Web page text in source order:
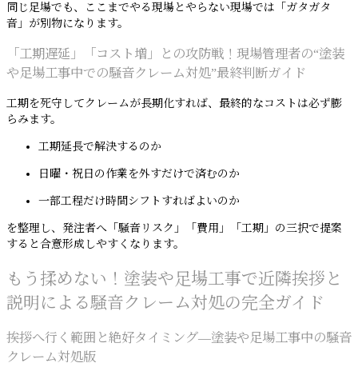
同じ足場でも、ここまでやる現場とやらない現場では「ガタガタ
音」が別物になります。
「工期遅延」「コスト増」との攻防戦！現場管理者の“塗装
や足場工事中での騒音クレーム対処”最終判断ガイド
工期を死守してクレームが長期化すれば、最終的なコストは必ず膨
らみます。
工期延長で解決するのか
日曜・祝日の作業を外すだけで済むのか
一部工程だけ時間シフトすればよいのか
を整理し、発注者へ「騒音リスク」「費用」「工期」の三択で提案
すると合意形成しやすくなります。
もう揉めない！塗装や足場工事で近隣挨拶と
説明による騒音クレーム対処の完全ガイド
挨拶へ行く範囲と絶好タイミング―塗装や足場工事中の騒音
クレーム対処版